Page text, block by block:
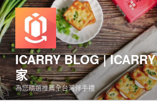
跳
至
主
要
內
容
ICARRY BLOG |
家
為您精選推薦全台灣伴手禮